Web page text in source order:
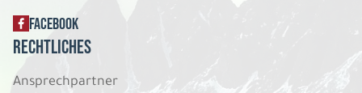
8 Tage
FACEBOOK
Rechtliches
Ansprechpartner